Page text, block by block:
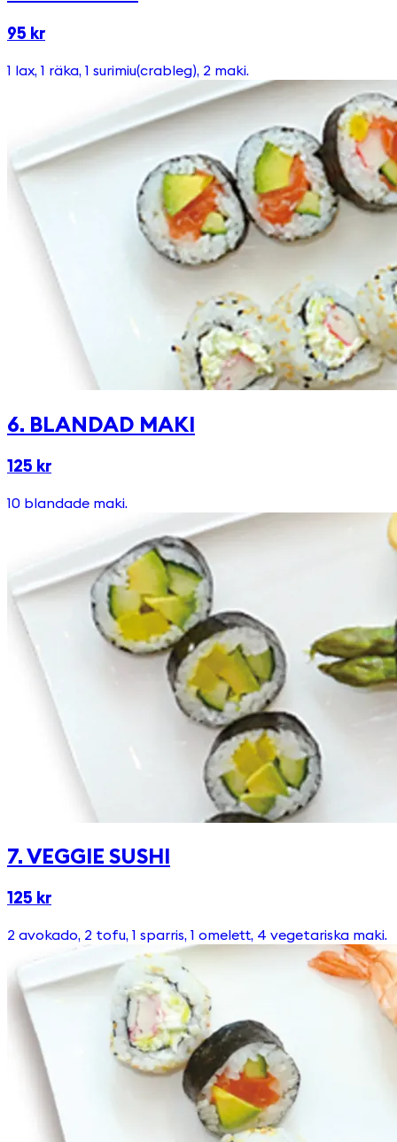
95 kr
1 lax, 1 räka, 1 surimiu(crableg), 2 maki.
6. BLANDAD MAKI
125 kr
10 blandade maki.
7. VEGGIE SUSHI
125 kr
2 avokado, 2 tofu, 1 sparris, 1 omelett, 4 vegetariska maki.